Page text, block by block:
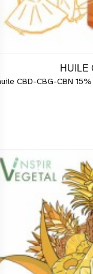
HUILE
CBD-CBG-CBN